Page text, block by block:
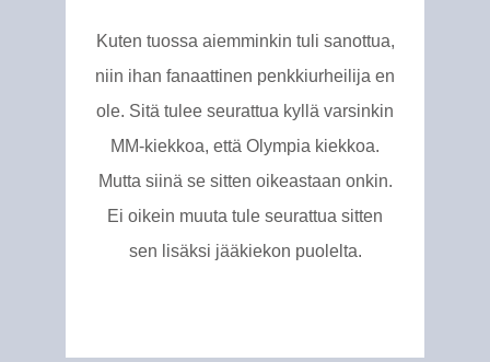
Kuten tuossa aiemminkin tuli sanottua,
niin ihan fanaattinen penkkiurheilija en
ole. Sitä tulee seurattua kyllä varsinkin
MM-kiekkoa, että Olympia kiekkoa.
Mutta siinä se sitten oikeastaan onkin.
Ei oikein muuta tule seurattua sitten
sen lisäksi jääkiekon puolelta.